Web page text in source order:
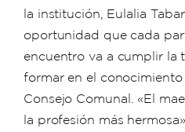
la institución, Eulalia
oportunidad que cada
encuentro va a cumplir la
formar en el
Consejo Comunal. «El
la profesión más